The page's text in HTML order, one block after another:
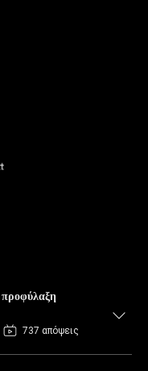
προφύλαξη
737 απόψεις